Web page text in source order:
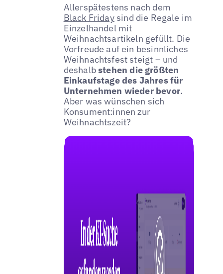
Allerspätestens nach dem
Black Fridaysind die Regale im
Einzelhandel mit
Weihnachtsartikeln gefüllt. Die
Vorfreude auf ein besinnliches
Weihnachtsfest steigt – und
deshalbstehen die größten
Einkaufstage des Jahres für
Unternehmen wieder bevor.
Aber was wünschen sich
Konsument:innen zur
Weihnachtszeit?